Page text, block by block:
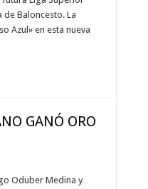
Baloncesto. La
Azul» en esta nueva
GANÓ ORO
Oduber Medina y